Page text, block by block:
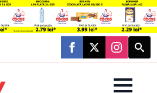
Search
for: